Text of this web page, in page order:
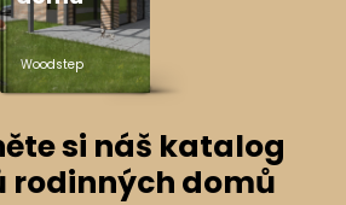
Woodstep
si náš katalog
rodinných domů